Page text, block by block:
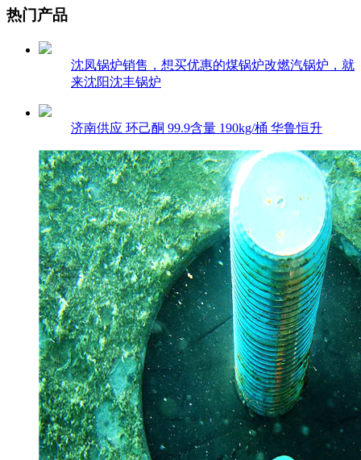
热门产品
沈凤锅炉销售，想买优惠的煤锅炉改燃汽锅炉，就
来沈阳沈丰锅炉
济南供应 环己酮 99.9含量 190kg/桶 华鲁恒升